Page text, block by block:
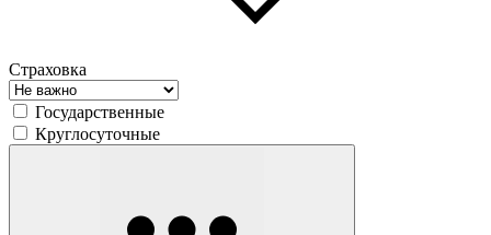
Страховка
Государственные
Круглосуточные